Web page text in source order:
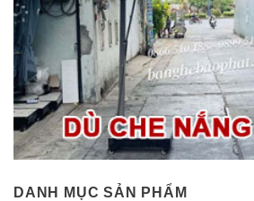
DANH MỤC SẢN PHẨM